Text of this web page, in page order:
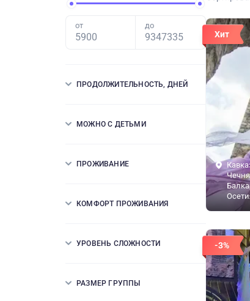
от до
ПРОДОЛЖИТЕЛЬНОСТЬ, ДНЕЙ
МОЖНО С ДЕТЬМИ
ПРОЖИВАНИЕ
КОМФОРТ ПРОЖИВАНИЯ
УРОВЕНЬ СЛОЖНОСТИ
РАЗМЕР ГРУППЫ
Хит
-3%